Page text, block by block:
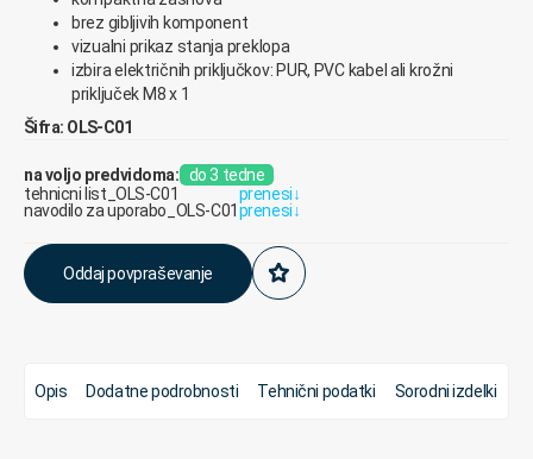
brez gibljivih komponent
vizualni prikaz stanja preklopa
izbiraelektričnih priključkov:PUR, PVCkabelali krožni
priključekM8x 1
Šifra: OLS-C01
na voljo predvidoma: do 3 tedne
tehnicni list_OLS-C01
prenesi↓
navodilo za uporabo_OLS-C01prenesi↓
Oddaj povpraševanje
Opis Dodatne podrobnosti Tehnični podatki Sorodni izdelki